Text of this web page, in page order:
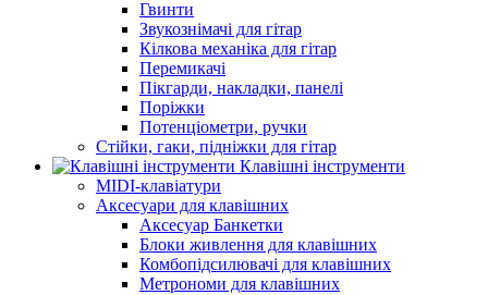
Гвинти
Звукознімачі для гітар
Кілкова механіка для гітар
Перемикачі
Пікгарди, накладки, панелі
Поріжки
Потенціометри, ручки
Стійки, гаки, підніжки для гітар
Клавішні інструменти
MIDI-клавіатури
Аксесуари для клавішних
Аксесуар Банкетки
Блоки живлення для клавішних
Комбопідсилювачі для клавішних
Метрономи для клавішних